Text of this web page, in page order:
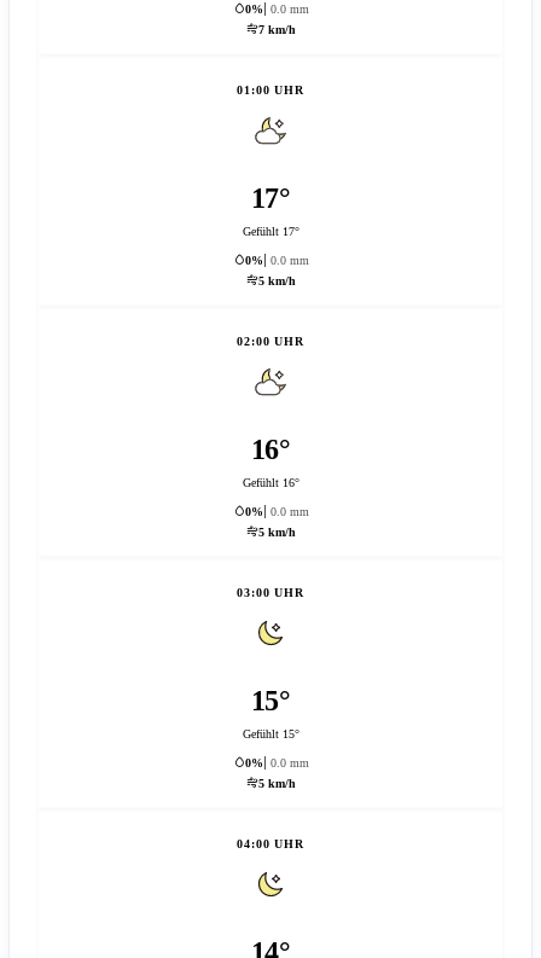
0%
0.0 mm
7 km/h
01:00 UHR
17°
Gefühlt 17°
0%
0.0 mm
5 km/h
02:00 UHR
16°
Gefühlt 16°
0%
0.0 mm
5 km/h
03:00 UHR
15°
Gefühlt 15°
0%
0.0 mm
5 km/h
04:00 UHR
14°